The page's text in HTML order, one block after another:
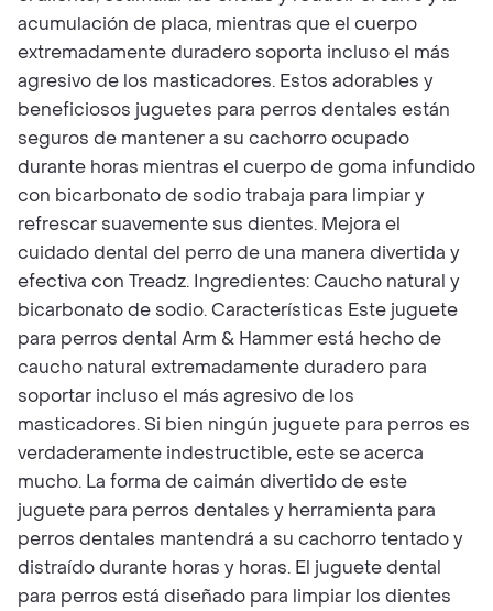
acumulación de placa, mientras que el cuerpo
extremadamente duradero soporta incluso el más
agresivo de los masticadores. Estos adorables y
beneficiosos juguetes para perros dentales están
seguros de mantener a su cachorro ocupado
durante horas mientras el cuerpo de goma infundido
con bicarbonato de sodio trabaja para limpiar y
refrescar suavemente sus dientes. Mejora el
cuidado dental del perro de una manera divertida y
efectiva con Treadz. Ingredientes: Caucho natural y
bicarbonato de sodio. Características Este juguete
para perros dental Arm & Hammer está hecho de
caucho natural extremadamente duradero para
soportar incluso el más agresivo de los
masticadores. Si bien ningún juguete para perros es
verdaderamente indestructible, este se acerca
mucho. La forma de caimán divertido de este
juguete para perros dentales y herramienta para
perros dentales mantendrá a su cachorro tentado y
distraído durante horas y horas. El juguete dental
para perros está diseñado para limpiar los dientes